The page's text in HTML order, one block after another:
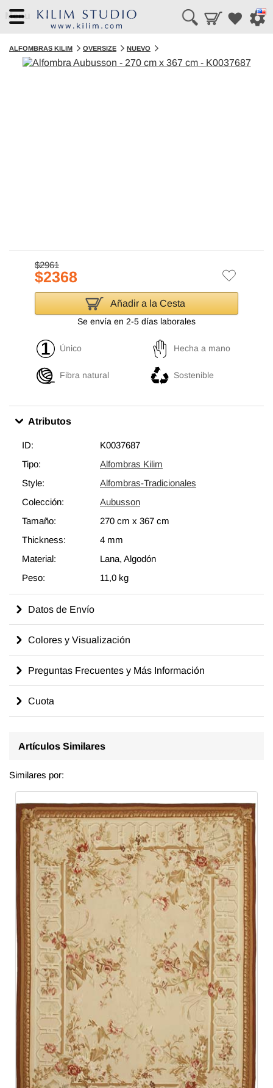
Menu
ALFOMBRAS KILIM OVERSIZE NUEVO
$2961
$2368
Añadir a la Cesta
Se envía en 2-5 días laborales
Único Hecha a mano
Fibra natural Sostenible
Atributos
ID:
K0037687
Tipo:
Alfombras Kilim
Style:
Alfombras-Tradicionales
Colección:
Aubusson
Tamaño:
270 cm x 367 cm
Thickness:
4 mm
Material:
Lana, Algodón
Peso:
11,0 kg
Datos de Envío
Colores y Visualización
Preguntas Frecuentes y Más Información
Cuota
Artículos Similares
Similares por: